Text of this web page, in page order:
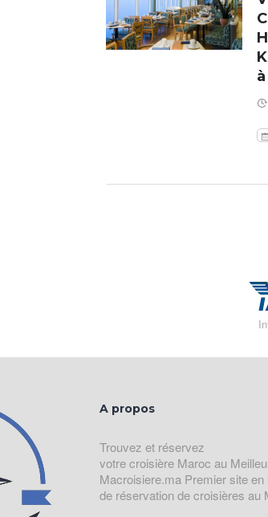
A propos
Trouvez et réservez
votre croisière Maroc au
Macroisiere.ma Premier site en
de réservation de croisières au